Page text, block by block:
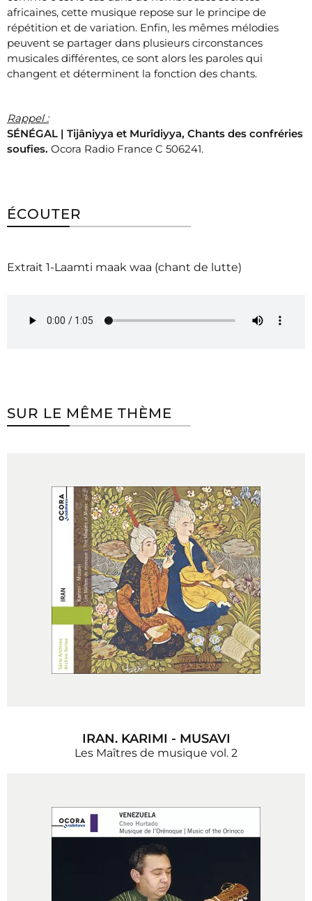
africaines, cette musique repose sur le principe de
répétition et de variation. Enfin, les mêmes mélodies
peuvent se partager dans plusieurs circonstances
musicales différentes, ce sont alors les paroles qui
changent et déterminent la fonction des chants.
Rappel :
SÉNÉGAL | Tijâniyya et Murîdiyya, Chants des confréries
soufies. Ocora Radio France C 506241.
ÉCOUTER
Extrait 1-Laamti maak waa (chant de lutte)
SUR LE MÊME THÈME
IRAN. KARIMI - MUSAVI
Les Maîtres de musique vol. 2